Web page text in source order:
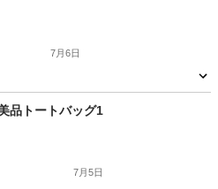
7月6日
ショートパンツ
品トートバッグ1
7月5日